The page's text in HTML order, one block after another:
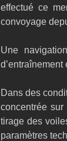
effectué ce
convoyage
Une
Dans des
concentrée
tirage des
paramètres